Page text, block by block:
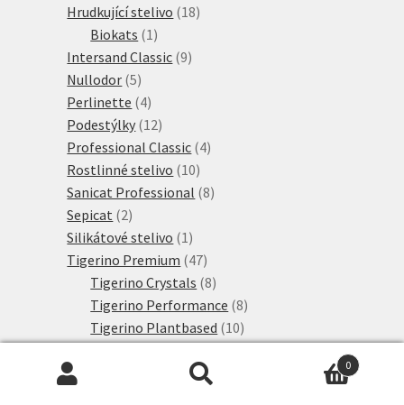
Hrudkující stelivo 1818
Biokats 1 1
produkt
Intersand Classic 99
Nullodor 55
produktů
Perlinette 44
produkty
Podestýlky 1212
produktů
Professional Classic 44
Rostlinné stelivo 1010
produktů
Sanicat Professional 88
Sepicat 22
produkty
Silikátové stelivo 1 1
produkt
Tigerino Premium 4747
produktů
Tigerino Crystals 88
produktů
Tigerino Performance 88
produktů
Tigerino Plantbased 1010
produktů
11
Tigerino XL Grain 3 0